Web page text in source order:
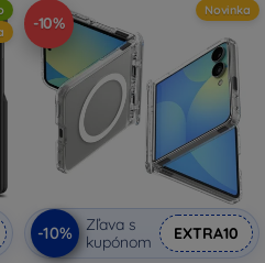
-10%
Novinka
-10%
Zľava s
kupónom
EXTRA10